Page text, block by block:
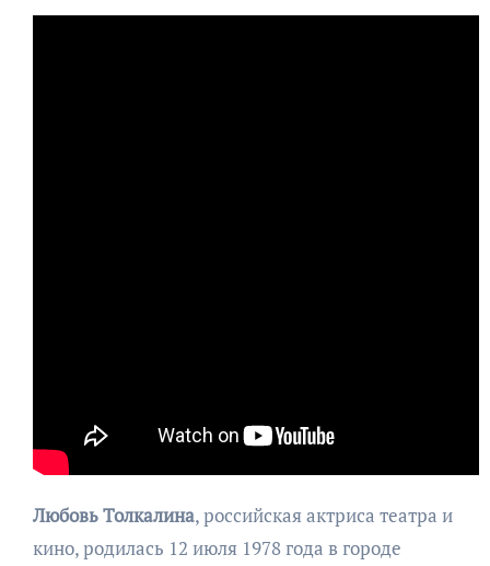
Любовь Толкалина, российская актриса театра и
кино, родилась 12 июля 1978 года в городе